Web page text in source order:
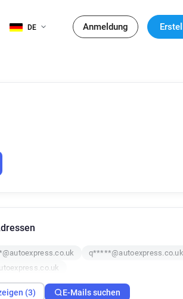
DE Anmeldung
q*****@autoexpress.co.uk
(3) E-Mails suchen